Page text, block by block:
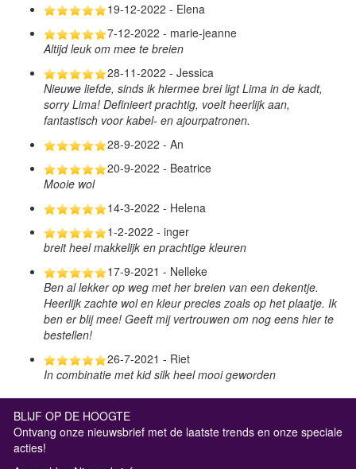
19-12-2022 - Elena
7-12-2022 - marie-jeanne
Altijd leuk om mee te breien
28-11-2022 - Jessica
Nieuwe liefde, sinds ik hiermee brei ligt Lima in de kadt,
sorry Lima! Definieert prachtig, voelt heerlijk aan,
fantastisch voor kabel- en ajourpatronen.
28-9-2022 - An
20-9-2022 - Beatrice
Mooie wol
14-3-2022 - Helena
1-2-2022 - inger
breit heel makkelijk en prachtige kleuren
17-9-2021 - Nelleke
Ben al lekker op weg met her breien van een dekentje.
Heerlijk zachte wol en kleur precies zoals op het plaatje. Ik
ben er blij mee! Geeft mij vertrouwen om nog eens hier te
bestellen!
26-7-2021 - Riet
In combinatie met kid silk heel mooi geworden
BLIJF OP DE HOOGTE
Ontvang onze nieuwsbrief met de laatste trends en onze speciale
acties!